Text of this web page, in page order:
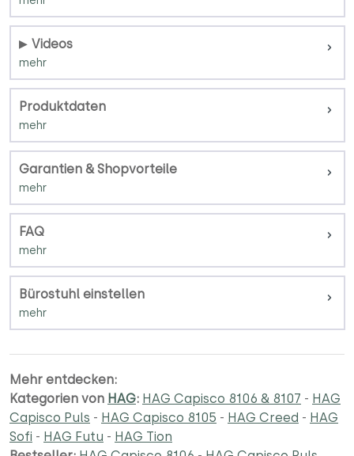
Videos
Produktdaten
Garantien & Shopvorteile
FAQ
Bürostuhl einstellen
Mehr entdecken:
Kategorien von HAG: HAG Capisco 8106 & 8107 - HAG
Capisco Puls - HAG Capisco 8105 - HAG Creed - HAG
Sofi - HAG Futu - HAG Tion